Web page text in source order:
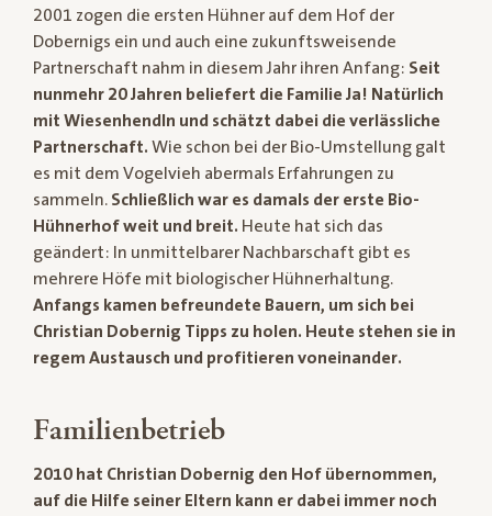
2001 zogen die ersten Hühner auf dem Hof der
Dobernigs ein und auch eine zukunftsweisende
Partnerschaft nahm in diesem Jahr ihren Anfang: Seit
nunmehr 20 Jahren beliefert die Familie Ja! Natürlich
mit Wiesenhendln und schätzt dabei die verlässliche
Partnerschaft. Wie schon bei der Bio-Umstellung galt
es mit dem Vogelvieh abermals Erfahrungen zu
sammeln. Schließlich war es damals der erste Bio-
Hühnerhof weit und breit. Heute hat sich das
geändert: In unmittelbarer Nachbarschaft gibt es
mehrere Höfe mit biologischer Hühnerhaltung.
Anfangs kamen befreundete Bauern, um sich bei
Christian Dobernig Tipps zu holen. Heute stehen sie in
regem Austausch und profitieren voneinander.
Familienbetrieb
2010 hat Christian Dobernig den Hof übernommen,
auf die Hilfe seiner Eltern kann er dabei immer noch